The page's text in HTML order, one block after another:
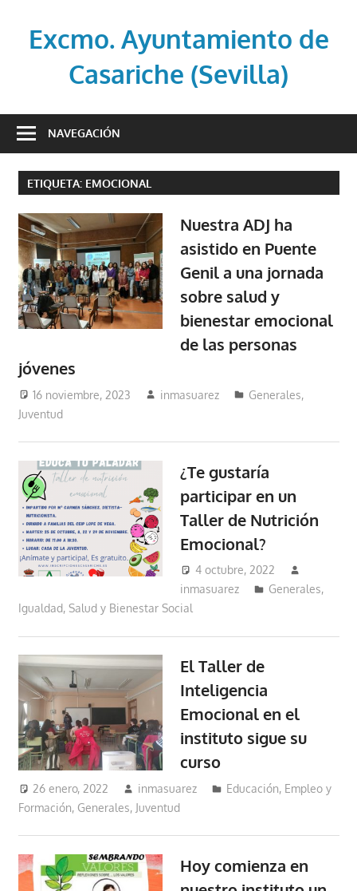
contenidoExcmo. Ayuntamiento de
Casariche (Sevilla)
oficial
Ayuntamiento
de
Casariche
(Sevilla)
NAVEGACIÓN
ETIQUETA: EMOCIONAL
Nuestra ADJ ha
asistido en Puente
Genil a una jornada
sobre salud y
bienestar emocional
de las personas
jóvenes
16 noviembre, 2023 inmasuarez Generales,
Juventud
¿Te gustaría
participar en un
Taller de Nutrición
Emocional?
4 octubre, 2022
inmasuarez
Generales,
Igualdad, Salud y Bienestar Social
El Taller de
Inteligencia
Emocional en el
instituto sigue su
curso
26 enero, 2022 inmasuarez
Educación, Empleo y
Formación, Generales, Juventud
Hoy comienza en